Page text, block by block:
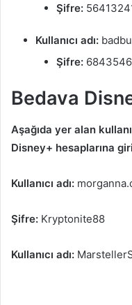
Şifre:
Kullanıcı adı:
Şifre:
Bedava
Aşağıda yer alan
Disney+ hesaplarına
Kullanıcı adı:
Şifre: Kryptonite88
Kullanıcı adı: